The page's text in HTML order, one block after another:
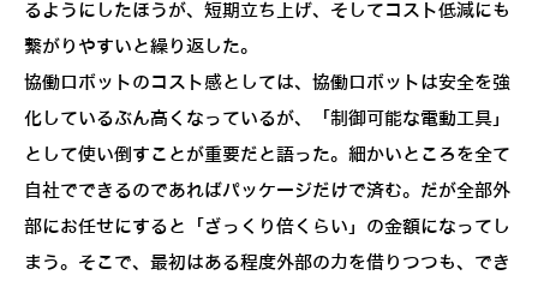
るようにしたほうが、短期立ち上げ、そしてコスト低減にも
繋がりやすいと繰り返した。
協働ロボットのコスト感としては、協働ロボットは安全を強
化しているぶん高くなっているが、「制御可能な電動工具」
として使い倒すことが重要だと語った。細かいところを全て
自社でできるのであればパッケージだけで済む。だが全部外
部にお任せにすると「ざっくり倍くらい」の金額になってし
まう。そこで、最初はある程度外部の力を借りつつも、でき